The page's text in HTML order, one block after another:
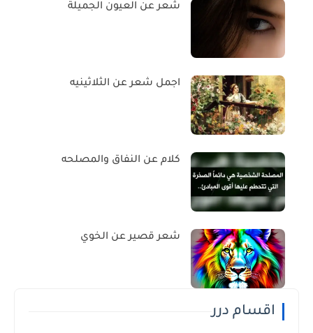
شعر عن العيون الجميلة
اجمل شعر عن الثلاثينيه
كلام عن النفاق والمصلحه
شعر قصير عن الخوي
اقسام درر